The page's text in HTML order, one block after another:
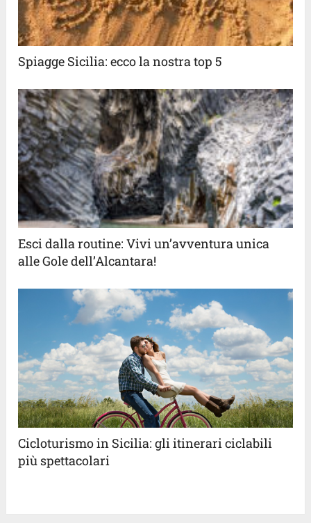
Spiagge Sicilia: ecco la nostra top 5
Esci dalla routine: Vivi un’avventura unica
alle Gole dell’Alcantara!
Cicloturismo in Sicilia: gli itinerari ciclabili
più spettacolari